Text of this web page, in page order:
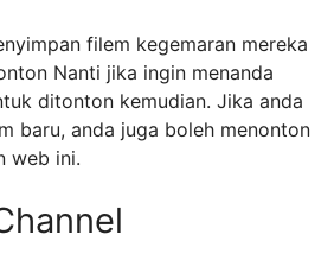
filem kegemaran mereka
Nanti jika ingin menanda
ditonton kemudian. Jika anda
baru, anda juga boleh menonton
web ini.